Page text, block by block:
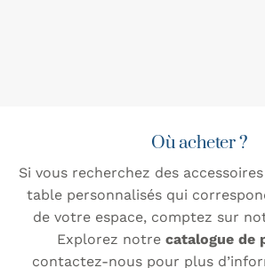
Où acheter ?
Si vous recherchez des
table personnalisés qui
de votre espace, comptez sur
Explorez notre catalogue de
contactez-nous pour plus